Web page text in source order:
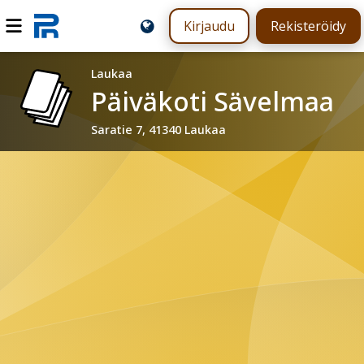
Kirjaudu Rekisteröidy
Laukaa
Päiväkoti Sävelmaa
Saratie 7, 41340 Laukaa